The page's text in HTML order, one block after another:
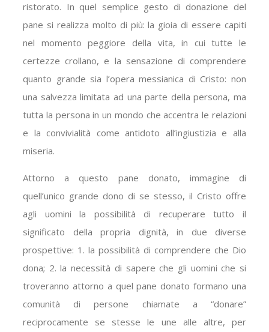
ristorato. In quel semplice gesto di donazione del
pane si realizza molto di più: la gioia di essere capiti
nel momento peggiore della vita, in cui tutte le
certezze crollano, e la sensazione di comprendere
quanto grande sia l’opera messianica di Cristo: non
una salvezza limitata ad una parte della persona, ma
tutta la persona in un mondo che accentra le relazioni
e la convivialità come antidoto all’ingiustizia e alla
miseria.
Attorno a questo pane donato, immagine di
quell’unico grande dono di se stesso, il Cristo offre
agli uomini la possibilità di recuperare tutto il
significato della propria dignità, in due diverse
prospettive: 1. la possibilità di comprendere che Dio
dona; 2. la necessità di sapere che gli uomini che si
troveranno attorno a quel pane donato formano una
comunità di persone chiamate a “donare”
reciprocamente se stesse le une alle altre, per